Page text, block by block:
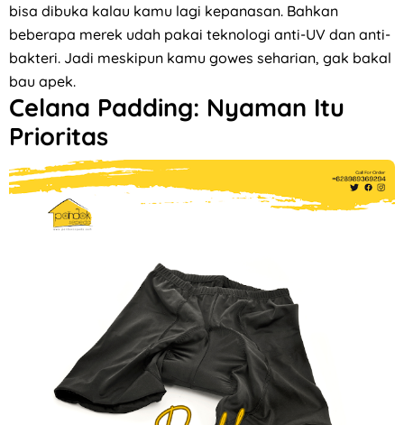
bisa dibuka kalau kamu lagi kepanasan. Bahkan
beberapa merek udah pakai teknologi anti-UV dan anti-
bakteri. Jadi meskipun kamu gowes seharian, gak bakal
bau apek.
Celana Padding: Nyaman Itu
Prioritas